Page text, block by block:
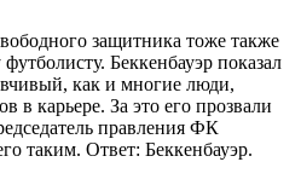
защитника тоже также
Беккенбауэр показал
как и многие люди,
в карьере. За это его прозвали
правления ФК
таким. Ответ: Беккенбауэр.